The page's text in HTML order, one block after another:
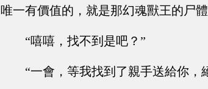
唯一有價值的，就是那幻魂獸王的尸體
“嘻嘻，找不到是吧？”
“一會，等我找到了親手送給你，